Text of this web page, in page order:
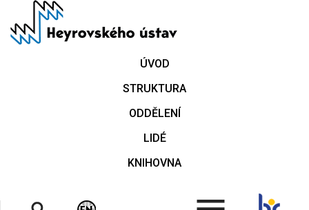
hlavnímu
ÚVOD
STRUKTURA
ODDĚLENÍ
LIDÉ
KNIHOVNA
.